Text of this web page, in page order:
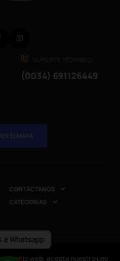
a Whatsapp
sitio web, acepta nuestro uso
(0034) 691126449
EL MAPA
Facebook
CONTÁCTANOS 
CATEGORÍAS 
sitio web, acepta nuestro uso
Computers